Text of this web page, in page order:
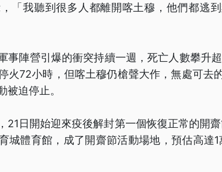
「我聽到很多人都離開喀土穆，他們都逃
事陣營引爆的衝突持續一週，死亡人數攀升
火72小時，但喀土穆仍槍聲大作，無處可去
被迫停止。
21日開始迎來疫後解封第一個恢復正常的開
城體育館，成了開齋節活動場地，預估高達